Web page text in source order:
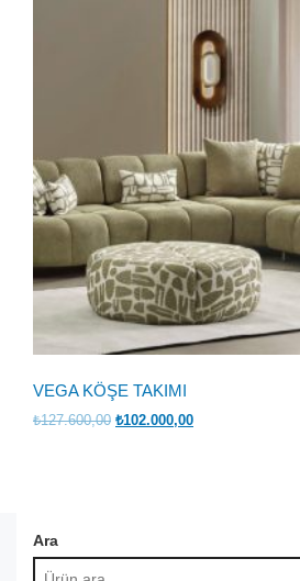
VEGA KÖŞE TAKIMI
₺127.600,00 Orijinal
₺102.000,00Şu
Ara